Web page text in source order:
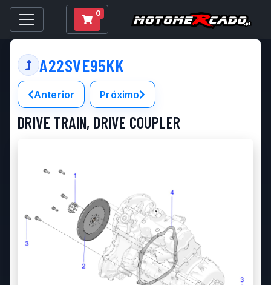
0
A22SVE95KK
Anterior Próximo
DRIVE TRAIN, DRIVE COUPLER